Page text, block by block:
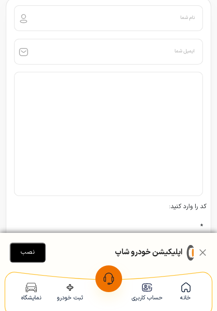
نام شما
ایمیل شما
کد را وارد کنید:
*
خانه حساب کاربری ثبت خودرو نمایشگاه
اپلیکیشن خودرو شاپ نصب